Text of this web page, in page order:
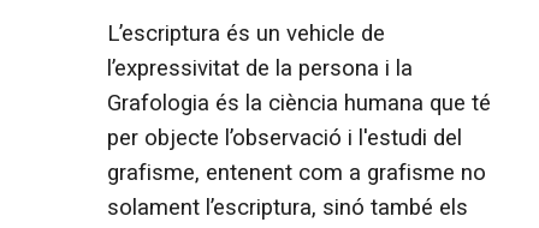
L’escriptura és un vehicle de
l’expressivitat de la persona i la
Grafologia és la ciència humana que té
per objecte l’observació i l'estudi del
grafisme, entenent com a grafisme no
solament l’escriptura, sinó també els